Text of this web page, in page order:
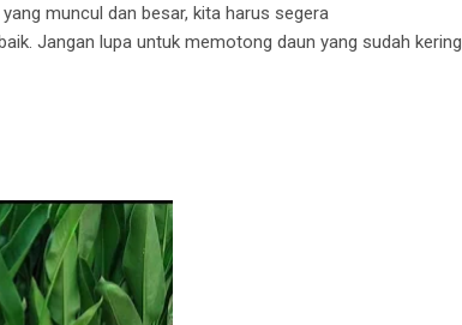
muncul dan besar, kita harus segera
Jangan lupa untuk memotong daun yang sudah kering